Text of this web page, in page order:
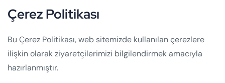
Çerez Politikası
Bu Çerez Politikası, web sitemizde kullanılan çerezlere
ilişkin olarak ziyaretçilerimizi bilgilendirmek amacıyla
hazırlanmıştır.